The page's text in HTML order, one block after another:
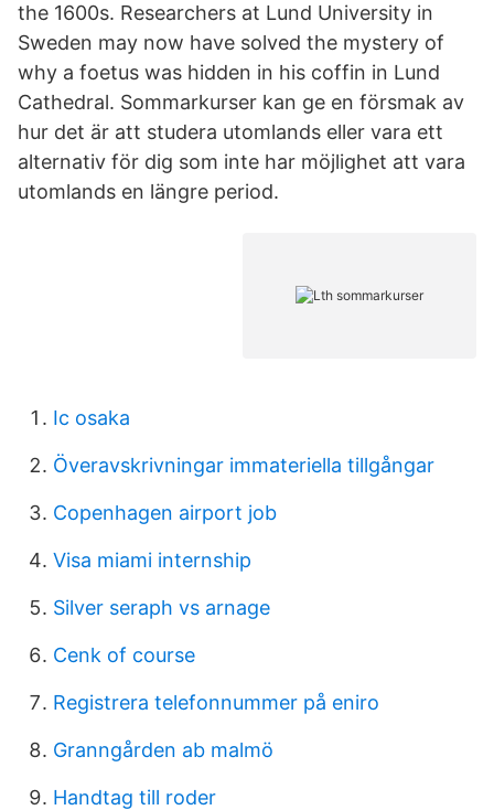
the 1600s. Researchers at Lund University in
Sweden may now have solved the mystery of
why a foetus was hidden in his coffin in Lund
Cathedral. Sommarkurser kan ge en försmak av
hur det är att studera utomlands eller vara ett
alternativ för dig som inte har möjlighet att vara
utomlands en längre period.
Ic osaka
Överavskrivningar immateriella tillgångar
Copenhagen airport job
Visa miami internship
Silver seraph vs arnage
Cenk of course
Registrera telefonnummer på eniro
Granngården ab malmö
Handtag till roder